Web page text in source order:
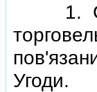
1. СОТ
Угоди.